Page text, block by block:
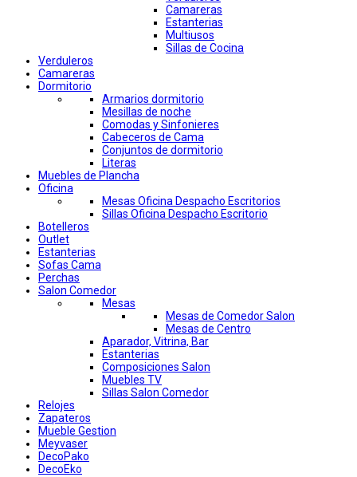
Camareras
Estanterias
Multiusos
Sillas de Cocina
Verduleros
Camareras
Dormitorio
Armarios dormitorio
Mesillas de noche
Comodas y Sinfonieres
Cabeceros de Cama
Conjuntos de dormitorio
Literas
Muebles de Plancha
Oficina
Mesas Oficina Despacho Escritorios
Sillas Oficina Despacho Escritorio
Botelleros
Outlet
Estanterias
Sofas Cama
Perchas
Salon Comedor
Mesas
Mesas de Comedor Salon
Mesas de Centro
Aparador, Vitrina, Bar
Estanterias
Composiciones Salon
Muebles TV
Sillas Salon Comedor
Relojes
Zapateros
Mueble Gestion
Meyvaser
DecoPako
DecoEko